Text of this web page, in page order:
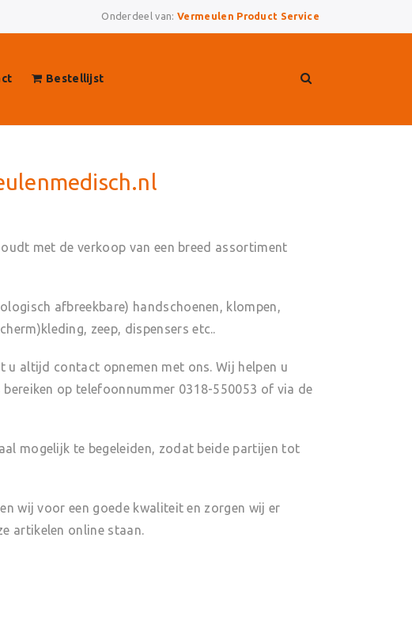
Onderdeel van: Vermeulen Product Service
Bestellijst
met de verkoop van een breed assortiment
afbreekbare) handschoenen, klompen,
zeep, dispensers etc..
u altijd contact opnemen met ons. Wij helpen u
op telefoonnummer 0318-550053 of via de
mogelijk te begeleiden, zodat beide partijen tot
wij voor een goede kwaliteit en zorgen wij er
artikelen online staan.